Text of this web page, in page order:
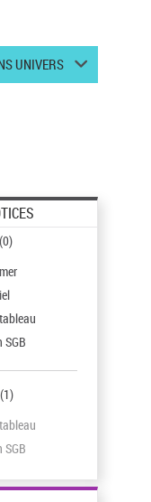
UNIVERS
(0)
SGB
(1)
SGB